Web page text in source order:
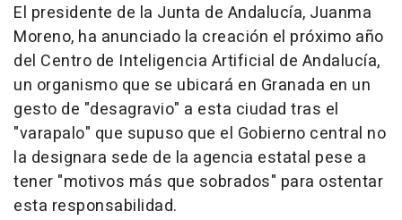
El presidente de la Junta de Andalucía, Juanma
Moreno, ha anunciado la creación el próximo año
del Centro de Inteligencia Artificial de Andalucía,
un organismo que se ubicará en Granada en un
gesto de "desagravio" a esta ciudad tras el
"varapalo" que supuso que el Gobierno central no
la designara sede de la agencia estatal pese a
tener "motivos más que sobrados" para ostentar
esta responsabilidad.